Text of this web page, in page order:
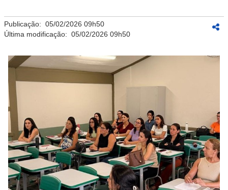
Publicação: 05/02/2026 09h50
Última modificação: 05/02/2026 09h50